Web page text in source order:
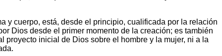
y cuerpo, está, desde el principio, cualificada por la relación
Dios desde el primer momento de la creación; es también
proyecto inicial de Dios sobre el hombre y la mujer, ni a la